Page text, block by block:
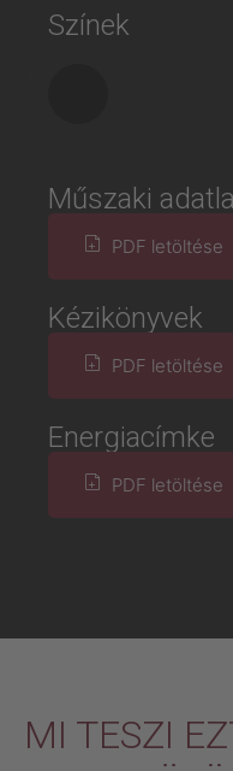
Színek
Műszaki
PDF letöltése
Kézikönyvek
PDF letöltése
Energiacímke
PDF letöltése
MI TESZI